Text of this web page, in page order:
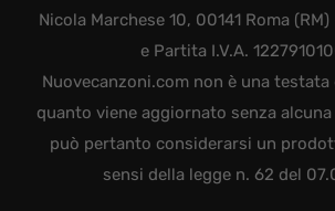
Nicola Marchese 10, 00141 Roma
e Partita I.V.A.
Nuovecanzoni.com non è una
quanto viene aggiornato senza
può pertanto considerarsi un
sensi della legge n. 62 del